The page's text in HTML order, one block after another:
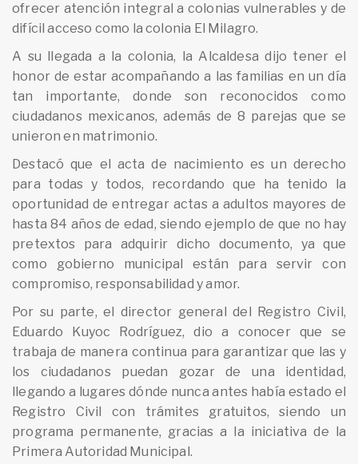
ofrecer atención integral a colonias vulnerables y de
difícil acceso como la colonia El Milagro.
A su llegada a la colonia, la Alcaldesa dijo tener el
honor de estar acompañando a las familias en un día
tan importante, donde son reconocidos como
ciudadanos mexicanos, además de 8 parejas que se
unieron en matrimonio.
Destacó que el acta de nacimiento es un derecho
para todas y todos, recordando que ha tenido la
oportunidad de entregar actas a adultos mayores de
hasta 84 años de edad, siendo ejemplo de que no hay
pretextos para adquirir dicho documento, ya que
como gobierno municipal están para servir con
compromiso, responsabilidad y amor.
Por su parte, el director general del Registro Civil,
Eduardo Kuyoc Rodríguez, dio a conocer que se
trabaja de manera continua para garantizar que las y
los ciudadanos puedan gozar de una identidad,
llegando a lugares dónde nunca antes había estado el
Registro Civil con trámites gratuitos, siendo un
programa permanente, gracias a la iniciativa de la
Primera Autoridad Municipal.